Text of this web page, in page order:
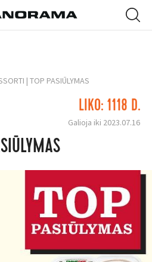
| TOP PASIŪLYMAS
LIKO: 1118 D.
Galioja iki 2023.07.16